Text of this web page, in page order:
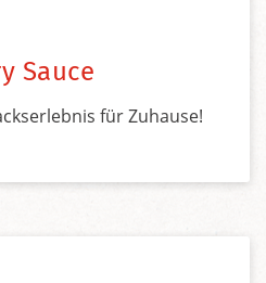
Sauce
für Zuhause!